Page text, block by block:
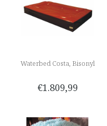
Waterbed Costa, Bisonyl
€1.809,99